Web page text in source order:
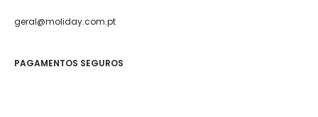
geral@moliday.com.pt
PAGAMENTOS SEGUROS